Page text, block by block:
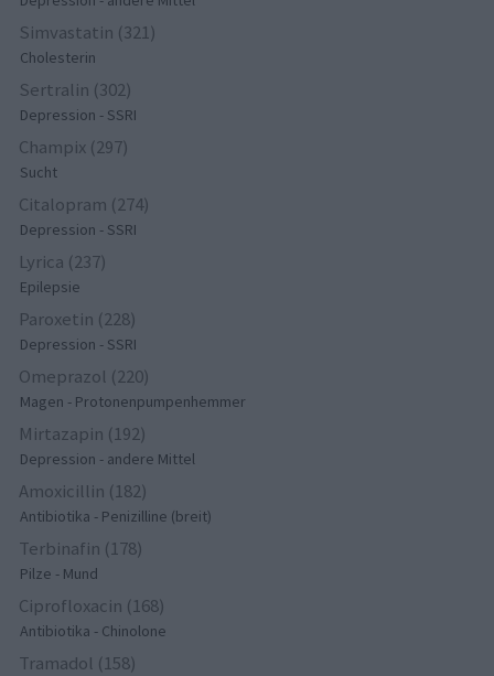
Simvastatin (321)
Cholesterin
Sertralin (302)
Depression - SSRI
Champix (297)
Sucht
Citalopram (274)
Depression - SSRI
Lyrica (237)
Epilepsie
Paroxetin (228)
Depression - SSRI
Omeprazol (220)
Magen - Protonenpumpenhemmer
Mirtazapin (192)
Depression - andere Mittel
Amoxicillin (182)
Antibiotika - Penizilline (breit)
Terbinafin (178)
Pilze - Mund
Ciprofloxacin (168)
Antibiotika - Chinolone
Tramadol (158)